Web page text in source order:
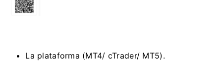
La plataforma (MT4/ cTrader/ MT5).